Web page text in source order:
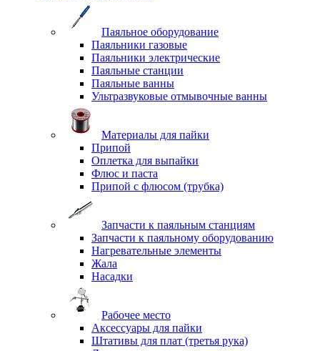
Паяльное оборудование
Паяльники газовые
Паяльники электрические
Паяльные станции
Паяльные ванны
Ультразвуковые отмывочные ванны
Материалы для пайки
Припой
Оплетка для выпайки
Флюс и паста
Припой с флюсом (трубка)
Запчасти к паяльным станциям
Запчасти к паяльному оборудованию
Нагревательные элементы
Жала
Насадки
Рабочее место
Аксессуары для пайки
Штативы для плат (третья рука)